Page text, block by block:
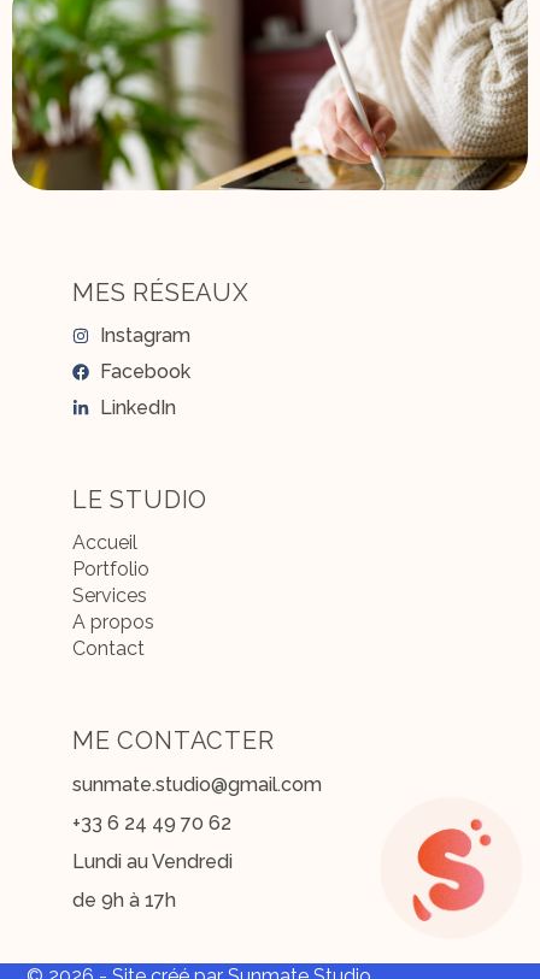
MES RÉSEAUX
Instagram
Facebook
LinkedIn
LE STUDIO
Accueil
Portfolio
Services
A propos
Contact
ME CONTACTER
sunmate.studio@gmail.com
+33 6 24 49 70 62
Lundi au Vendredi
de 9h à 17h